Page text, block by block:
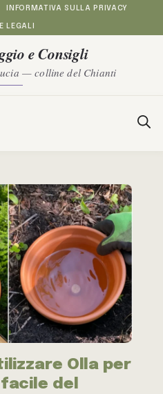
INFORMATIVA SULLA PRIVACY
LEGALI
e Consigli
— colline del Chianti
Olla per
del